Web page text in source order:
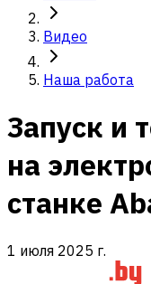
Видео
Наша работа
Запуск и
на
станке
1 июля 2025 г.